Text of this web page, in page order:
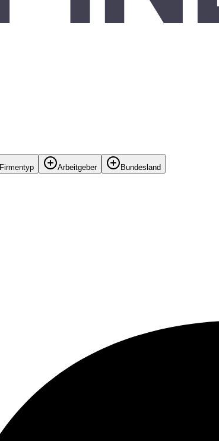
Firmentyp Arbeitgeber Bundesland